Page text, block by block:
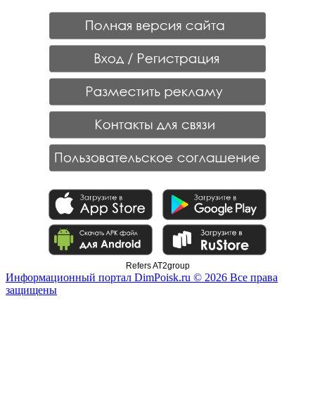
Refers AT2group
Информационный портал DimPoisk.ru © 2026 Все права
защищены